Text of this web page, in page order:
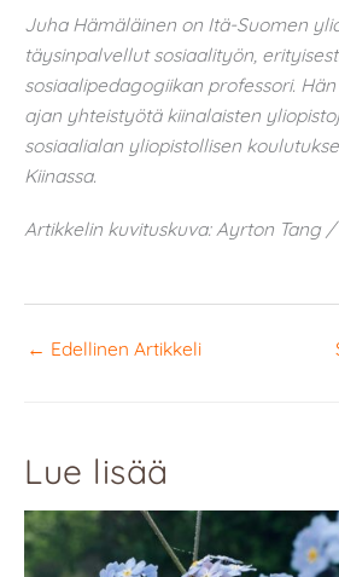
Juha Hämäläinen on Itä-Suomen
täysinpalvellut sosiaalityön,
sosiaalipedagogiikan professori.
ajan yhteistyötä kiinalaisten
sosiaalialan yliopistollisen
Kiinassa.
Artikkelin kuvituskuva: Ayrton Tang
← Edellinen Artikkeli
Lue lisää